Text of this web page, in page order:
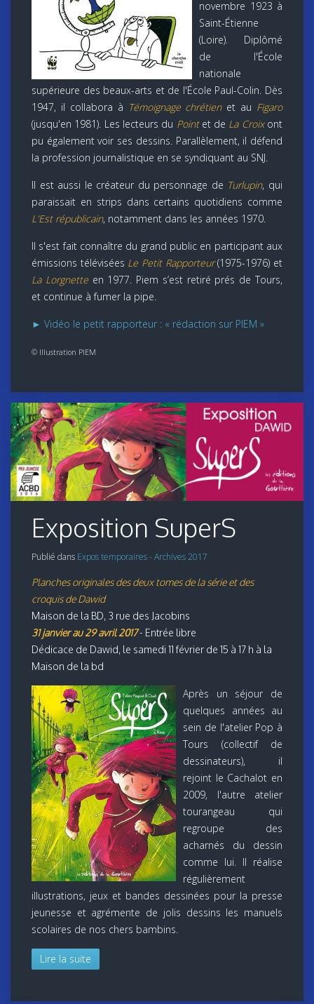
novembre 1923 à
Saint-Étienne
(Loire). Diplômé
de l'École
nationale
supérieure des beaux-arts et de l'École Paul-Colin. Dès
1947, il collabora à Témoignage chrétienet au Figaro
(jusqu'en 1981). Les lecteurs du Pointet de La Croixont
pu également voir ses dessins. Parallèlement, il défend
la profession journalistique en se syndiquant au SNJ.
Il est aussi le créateur du personnage de Turlupin, qui
paraissait en strips dans certains quotidiens comme
L'Est républicain, notamment dans les années 1970.
Il s'est fait connaître du grand public en participant aux
émissions télévisées Le Petit Rapporteur(1975-1976) et
La Lorgnetteen 1977. Piem s’est retiré prés de Tours,
et continue à fumer la pipe.
► Vidéo le petit rapporteur : « rédaction sur PIEM »
© Illustration PIEM
Exposition SuperS
Publié dans Expos temporaires - Archives 2017
Planches originales des deux tomes de la série et des
croquis de Dawid
Maison de la BD, 3 rue des Jacobins
31 janvier au 29 avril 2017- Entrée libre
Dédicace de Dawid, le samedi 11 février de 15 à 17 h à la
Maison de la bd
Après un séjour de
quelques années au
sein de l'atelier Pop à
Tours (collectif de
dessinateurs), il
rejoint le Cachalot en
2009, l'autre atelier
tourangeau qui
regroupe des
acharnés du dessin
comme lui. Il réalise
régulièrement
illustrations, jeux et bandes dessinées pour la presse
jeunesse et agrémente de jolis dessins les manuels
scolaires de nos chers bambins.
Lire la suite